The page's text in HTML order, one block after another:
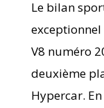
Le bilan
exceptionnel
V8 numéro
deuxième
Hypercar.